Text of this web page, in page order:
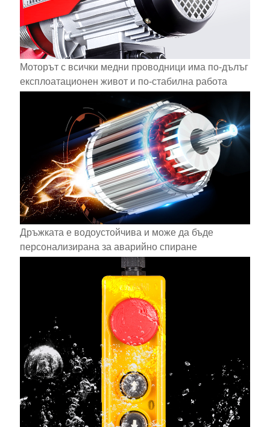
Моторът с всички медни проводници има по-дълъг
експлоатационен живот и по-стабилна работа
Дръжката е водоустойчива и може да бъде
персонализирана за аварийно спиране